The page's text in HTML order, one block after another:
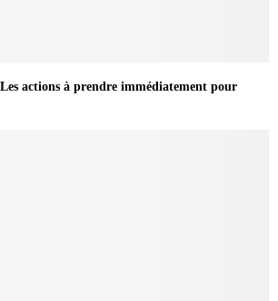
actions à prendre immédiatement pour